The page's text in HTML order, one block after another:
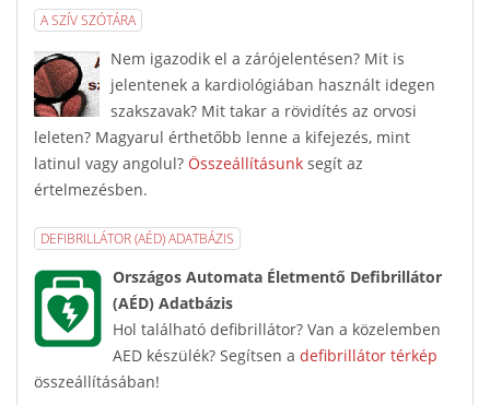
A SZÍV SZÓTÁRA
Nem igazodik el a zárójelentésen? Mit is
jelentenek a kardiológiában használt idegen
szakszavak? Mit takar a rövidítés az orvosi
leleten? Magyarul érthetőbb lenne a kifejezés, mint
latinul vagy angolul? Összeállításunk segít az
értelmezésben.
DEFIBRILLÁTOR (AÉD) ADATBÁZIS
Országos Automata Életmentő Defibrillátor
(AÉD) Adatbázis
Hol található defibrillátor? Van a közelemben
AED készülék? Segítsen a defibrillátor térkép
összeállításában!